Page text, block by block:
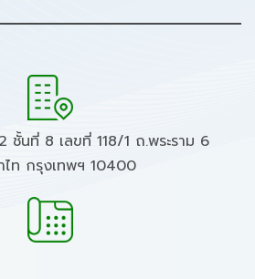
ชั้นที่ 8 เลขที่ 118/1 ถ.พระราม 6
ท กรุงเทพฯ 10400